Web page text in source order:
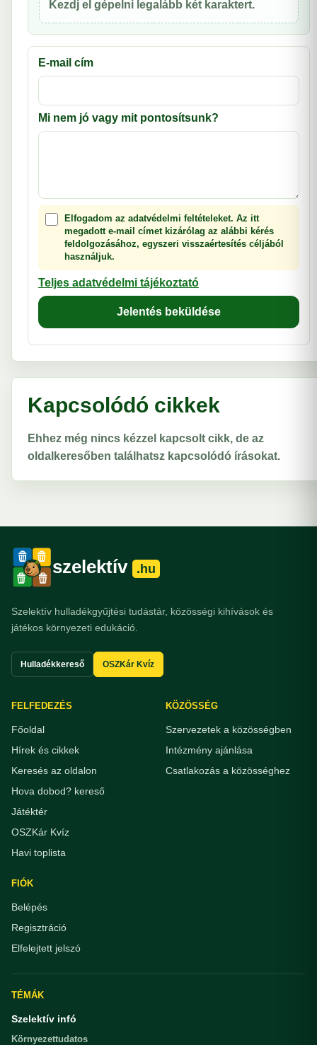
Kezdj el gépelni legalább két karaktert.
E-mail cím
Mi nem jó vagy mit pontosítsunk?
Elfogadom az adatvédelmi feltételeket. Az itt
megadott e-mail címet kizárólag az alábbi kérés
feldolgozásához, egyszeri visszaértesítés céljából
használjuk.
Teljes adatvédelmi tájékoztató
Jelentés beküldése
Kapcsolódó cikkek
Ehhez még nincs kézzel kapcsolt cikk, de az
oldalkeresőben találhatsz kapcsolódó írásokat.
szelektív .hu
Szelektív hulladékgyűjtési tudástár, közösségi kihívások és
játékos környezeti edukáció.
Hulladékkereső OSZKár Kvíz
FELFEDEZÉS
Főoldal
Hírek és cikkek
Keresés az oldalon
Hova dobod? kereső
Játéktér
OSZKár Kvíz
Havi toplista
KÖZÖSSÉG
Szervezetek a közösségben
Intézmény ajánlása
Csatlakozás a közösséghez
FIÓK
Belépés
Regisztráció
Elfelejtett jelszó
TÉMÁK
Szelektív infó
Környezettudatos